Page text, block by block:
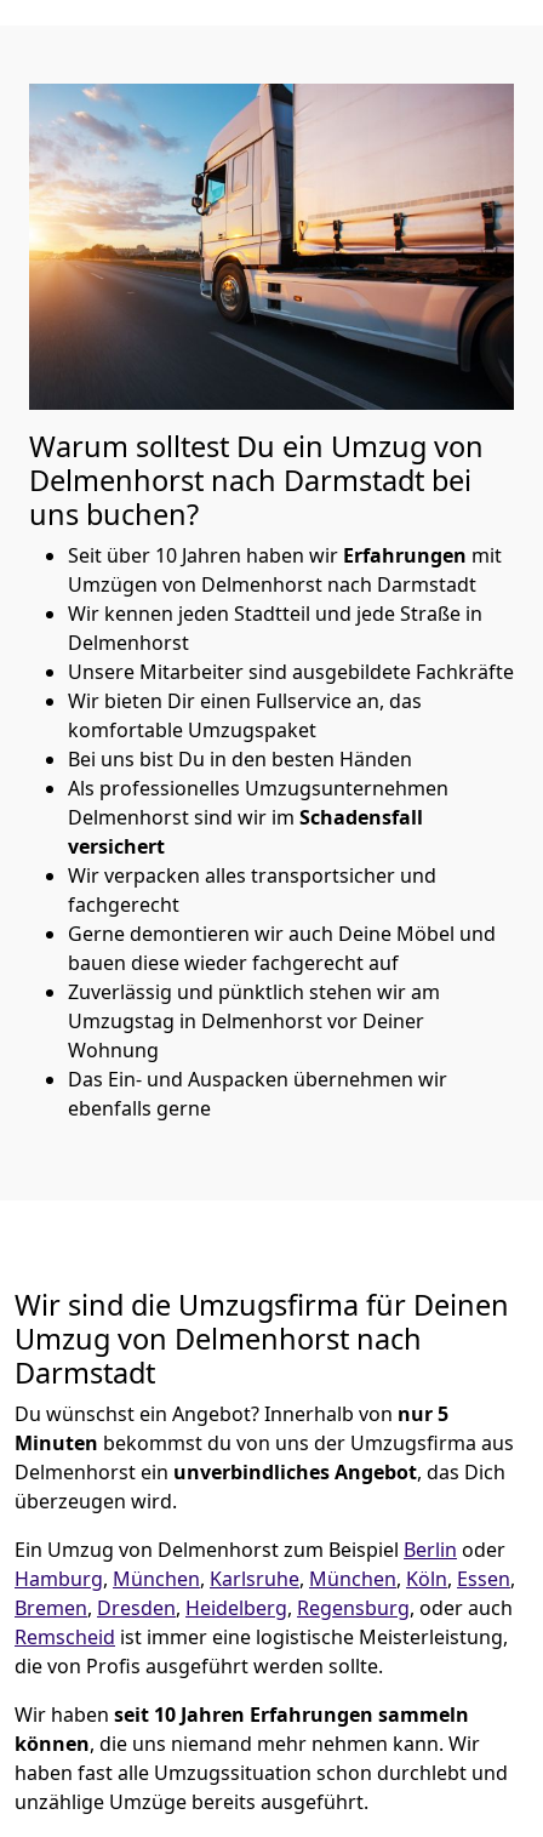
Warum solltest Du ein Umzug von
Delmenhorst nach Darmstadt bei
uns buchen?
Seit über 10 Jahren haben wir Erfahrungen mit
Umzügen von Delmenhorst nach Darmstadt
Wir kennen jeden Stadtteil und jede Straße in
Delmenhorst
Unsere Mitarbeiter sind ausgebildete Fachkräfte
Wir bieten Dir einen Fullservice an, das
komfortable Umzugspaket
Bei uns bist Du in den besten Händen
Als professionelles Umzugsunternehmen
Delmenhorst sind wir im Schadensfall
versichert
Wir verpacken alles transportsicher und
fachgerecht
Gerne demontieren wir auch Deine Möbel und
bauen diese wieder fachgerecht auf
Zuverlässig und pünktlich stehen wir am
Umzugstag in Delmenhorst vor Deiner
Wohnung
Das Ein- und Auspacken übernehmen wir
ebenfalls gerne
Wir sind die Umzugsfirma für Deinen
Umzug von Delmenhorst nach
Darmstadt
Du wünschst ein Angebot? Innerhalb von nur 5
Minuten bekommst du von uns der Umzugsfirma aus
Delmenhorst ein unverbindliches Angebot, das Dich
überzeugen wird.
Ein Umzug von Delmenhorst zum Beispiel Berlin oder
Hamburg, München, Karlsruhe, München, Köln, Essen,
Bremen, Dresden, Heidelberg, Regensburg, oder auch
Remscheid ist immer eine logistische Meisterleistung,
die von Profis ausgeführt werden sollte.
Wir haben seit 10 Jahren Erfahrungen sammeln
können, die uns niemand mehr nehmen kann. Wir
haben fast alle Umzugssituation schon durchlebt und
unzählige Umzüge bereits ausgeführt.